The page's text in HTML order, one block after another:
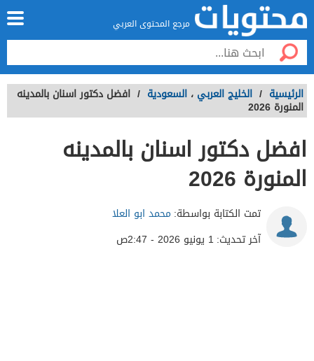
مرجع المحتوى العربي
الرئيسية / الخليج العربي ، السعودية / افضل دكتور اسنان بالمدينه
المنورة 2026
افضل دكتور اسنان بالمدينه
المنورة 2026
تمت الكتابة بواسطة: محمد ابو العلا
آخر تحديث: 1 يونيو 2026 - 2:47ص